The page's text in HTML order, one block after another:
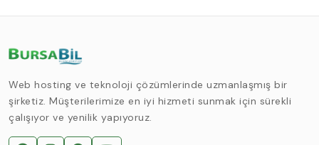
Web hosting ve teknoloji çözümlerinde uzmanlaşmış bir
şirketiz. Müşterilerimize en iyi hizmeti sunmak için sürekli
çalışıyor ve yenilik yapıyoruz.